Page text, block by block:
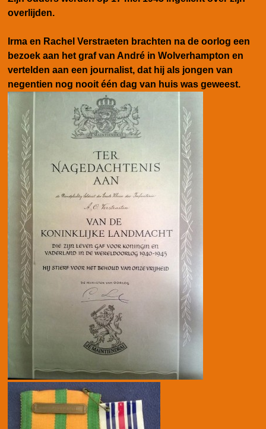
overlijden.
Irma en Rachel Verstraeten brachten na de oorlog een
bezoek aan het graf van André in Wolverhampton en
vertelden aan een journalist, dat hij als jongen van
negentien nog nooit één dag van huis was geweest.